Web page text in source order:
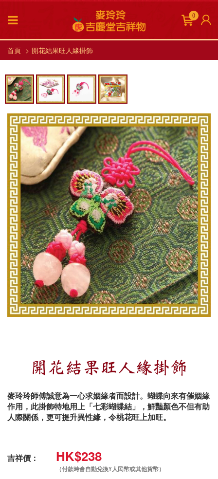
0
首頁 開花結果旺人緣掛飾
開花結果旺人緣掛飾
麥玲玲師傅誠意為一心求姻緣者而設計。蝴蝶向來有催姻緣
作用，此掛飾特地用上「七彩蝴蝶結」，鮮豔顏色不但有助
人際關係，更可提升異性緣，令桃花旺上加旺。
吉祥價： HK$238
（付款時會自動兌換¥人民幣或其他貨幣）